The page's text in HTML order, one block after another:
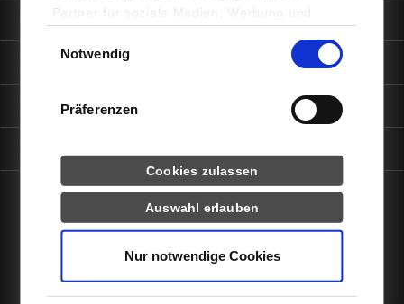
Partner für soziale Medien, Werbung und
YouTube, Google Maps) führen diese
Daten zusammen, die Sie ihnen bereitgestellt
haben oder die sie im Rahmen Ihrer Nutzung
Notwendig
Präferenzen
Drittanbieter-Cookies (u.a.
Cookies zulassen
Auswahl erlauben
Nur notwendige Cookies
Informationen für
Portale
facebookinstagramlinkedinyoutube
Impressum Datenschutz Barrierefreiheit